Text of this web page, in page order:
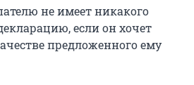
не имеет никакого
если он хочет
предложенного ему